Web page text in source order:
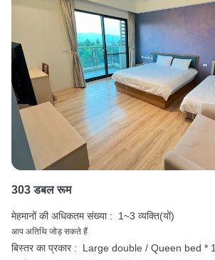
303 डबल रूम
मेहमानों की अधिकतम संख्या : 1~3 व्यक्ति(यों)
आप अतिथि जोड़ सकते हैं
बिस्तर का प्रकार : Large double / Queen bed * 1